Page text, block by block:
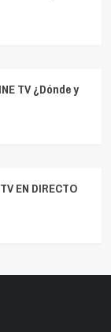
TV ¿Dónde y
EN DIRECTO